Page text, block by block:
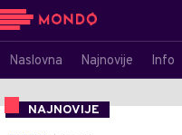
Naslovna Najnovije Info
NAJNOVIJE